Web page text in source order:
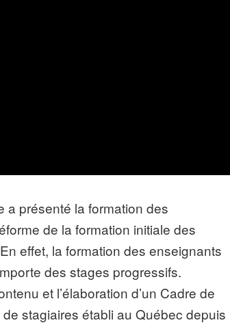
a présenté la formation des
de la formation initiale des
effet, la formation des enseignants
des stages progressifs.
et l’élaboration d’un Cadre de
stagiaires établi au Québec depuis